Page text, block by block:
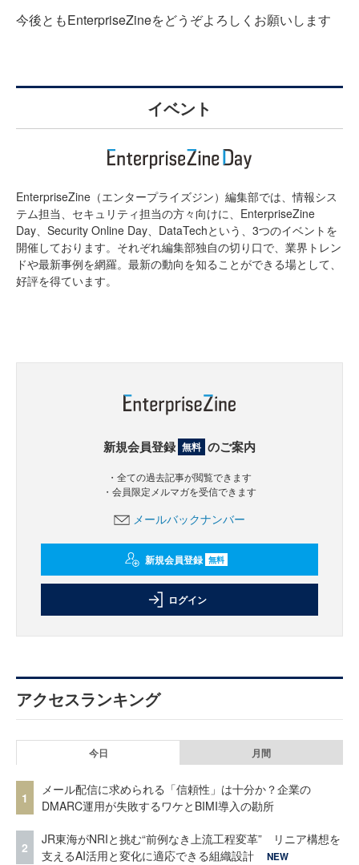
今後ともEnterpriseZineをどうぞよろしくお願いします
イベント
EnterpriseZine（エンタープライズジン）編集部では、情報シス
テム担当、セキュリティ担当の方々向けに、EnterpriseZine
Day、Security Online Day、DataTechという、3つのイベントを
開催しております。それぞれ編集部独自の切り口で、業界トレン
ドや最新事例を網羅。最新の動向を知ることができる場として、
好評を得ています。
新規会員登録 無料 のご案内
・全ての過去記事が閲覧できます
・会員限定メルマガを受信できます
メールバックナンバー
新規会員登録 無料
ログイン
アクセスランキング
今日 月間
1
メール配信に求められる「信頼性」は十分か？企業の
DMARC運用が失敗するワケとBIMI導入の勘所
2
JR東海がNRIと挑む“前例なき上流工程変革” リニア構想を
支えるAI活用と変化に適応できる組織設計
NEW